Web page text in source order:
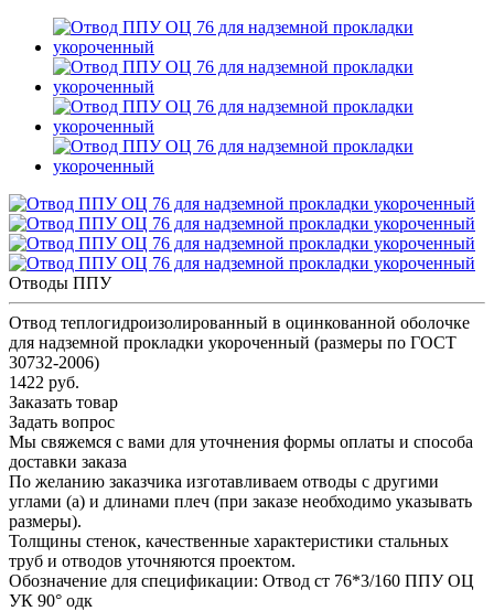
Отводы ППУ
Отвод теплогидроизолированный в оцинкованной оболочке
для надземной прокладки укороченный (размеры по ГОСТ
30732-2006)
1422 руб.
Заказать товар
Задать вопрос
Мы свяжемся с вами для уточнения формы оплаты и способа
доставки заказа
По желанию заказчика изготавливаем отводы с другими
углами (а) и длинами плеч (при заказе необходимо указывать
размеры).
Толщины стенок, качественные характеристики стальных
труб и отводов уточняются проектом.
Обозначение для спецификации: Отвод ст 76*3/160 ППУ ОЦ
УК 90° одк